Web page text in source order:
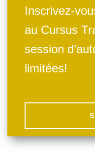
Inscrivez-
au Cursus
session
limitées!